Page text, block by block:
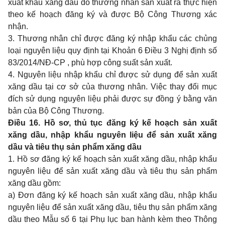
xuất khẩu xăng dầu do thương nhân sản xuất ra thực hiện
theo kế hoạch đăng ký và được Bộ Công Thương xác
nhận.
3. Thương nhân chỉ được đăng ký nhập khẩu các chủng
loại nguyên liệu quy định tại Khoản 6 Điều 3 Nghị định số
83/2014/NĐ-CP , phù hợp công suất sản xuất.
4. Nguyên liệu nhập khẩu chỉ được sử dụng để sản xuất
xăng dầu tại cơ sở của thương nhân. Việc thay đổi mục
đích sử dụng nguyên liệu phải được sự đồng ý bằng văn
bản của Bộ Công Thương.
Điều 16. Hồ sơ, thủ tục đăng ký kế hoạch sản xuất
xăng dầu, nhập khẩu nguyên liệu để sản xuất xăng
dầu và tiêu thụ sản phẩm xăng dầu
1. Hồ sơ đăng ký kế hoạch sản xuất xăng dầu, nhập khẩu
nguyên liệu để sản xuất xăng dầu và tiêu thụ sản phẩm
xăng dầu gồm:
a) Đơn đăng ký kế hoạch sản xuất xăng dầu, nhập khẩu
nguyên liệu để sản xuất xăng dầu, tiêu thụ sản phẩm xăng
dầu theo Mẫu số 6 tại Phụ lục ban hành kèm theo Thông